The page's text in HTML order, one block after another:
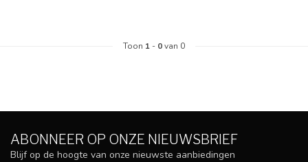
Toon 1 - 0van 0
ABONNEER OP ONZE NIEUWSBRIEF
Blijf op de hoogte van onze nieuwste aanbiedingen